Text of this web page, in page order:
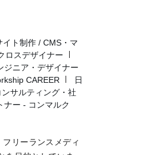
イト制作 / CMS・マ
ロスデザイナー
ジニア・デザイナー
CAREER
日
サルティング・社
ナー - コンマルク
リーランスメディ